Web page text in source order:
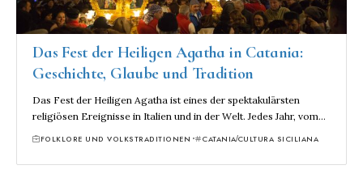
Das Fest der Heiligen Agatha in Catania:
Geschichte, Glaube und Tradition
Das Fest der Heiligen Agatha ist eines der spektakulärsten
religiösen Ereignisse in Italien und in der Welt. Jedes Jahr, vom…
FOLKLORE UND VOLKSTRADITIONEN CATANIACULTURA SICILIANA